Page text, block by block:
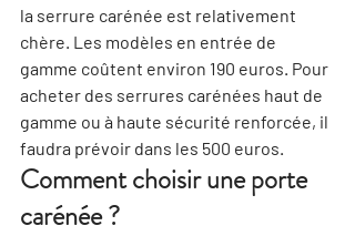
la serrure carénée est relativement
chère. Les modèles en entrée de
gamme coûtent environ 190 euros. Pour
acheter des serrures carénées haut de
gamme ou à haute sécurité renforcée, il
faudra prévoir dans les 500 euros.
Comment choisir une porte
carénée ?